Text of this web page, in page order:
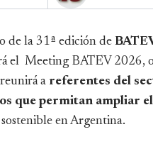
de la 31ª edición de
el Meeting BATEV 2026,
a referentes del
que permitan ampliar
en Argentina.